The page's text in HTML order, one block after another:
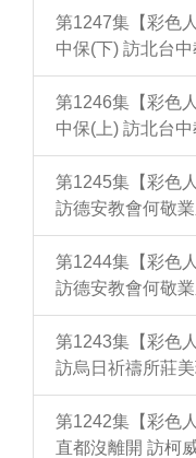
第1247集【彩色
中保(下) 訪北台
第1246集【彩色
中保(上) 訪北台
第1245集【彩色
訪德安教會何敬
第1244集【彩色
訪德安教會何敬
第1243集【彩色
訪烏日祈禱所莊
第1242集【彩色
直都沒離開 訪柯